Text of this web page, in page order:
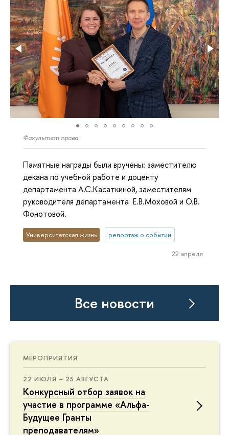
МЕРОПРИЯТИЯ
22 ИЮЛЯ – 25 АВГУСТА
Конкурсный отбор заявок на
участие в программе «Альфа-
Будущее Гранты
преподавателям»
Факультет права
Памятные награды были вручены: заместителю
декана по учебной работе и доценту
департамента А.С.Касаткиной, заместителям
руководителя департамента Е.В.Моховой и О.В.
Фонотовой.
Университетская жизнь репортаж о событии
22 апреля
Все новости